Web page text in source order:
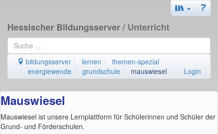
Hessischer Bildungsserver/ Unterricht
bildungsserver lernen
themen-spezial
energiewende
grundschule mauswiesel Login
Mauswiesel
Mauswiesel ist unsere Lernplattform für Schülerinnen und Schüler der
Grund- und Förderschulen.